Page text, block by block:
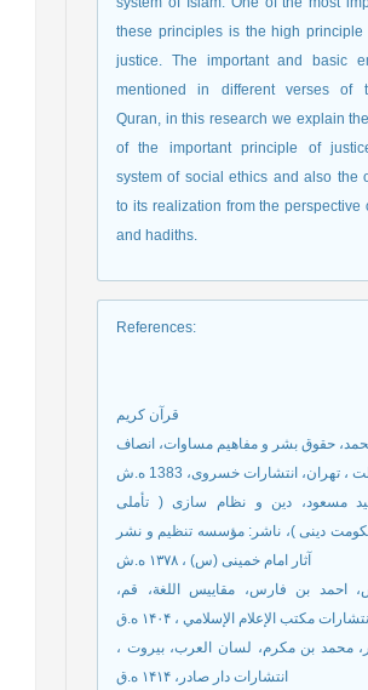
these principles is the high principle
justice. The important and basic
mentioned in different verses of
Quran, in this research we explain
of the important principle of
system of social ethics and also the
to its realization from the perspective
and hadiths.
References:
قرآن کریم
حقوق بشر و مفاهيم مساوات، انصاف
، تهران، انتشارات خسروی، 1383 ه.ش
مسعود، دین و نظام سازی ( تأملی
دینی )‏، ناشر: مؤسسه تنظیم و نشر
آثار امام خمینی (س) ، ۱۳۷۸ ه.ش
احمد بن فارس، مقاییس اللغة، قم،
مکتب الإعلام الإسلامي ، ۱۴۰۴ ه.ق
محمد بن مكرم، لسان العرب، بيروت ،
انتشارات دار صادر، ۱۴۱۴ ه.ق